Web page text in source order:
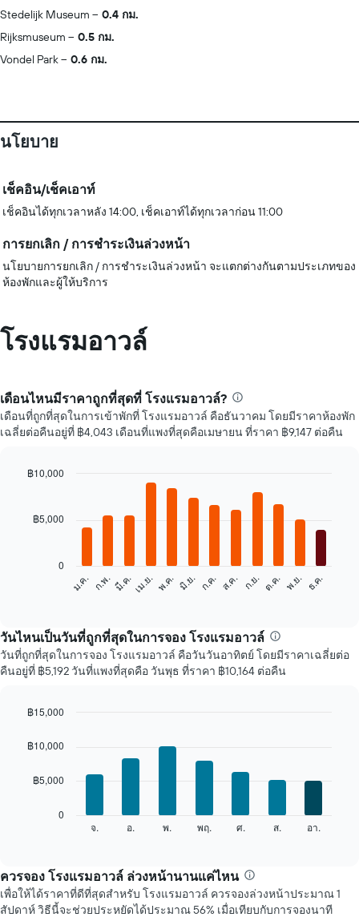
Stedelijk Museum
0.4 กม.
Rijksmuseum
0.5 กม.
Vondel Park
0.6 กม.
นโยบาย
เช็คอิน/เช็คเอาท์
เช็คอินได้ทุกเวลาหลัง 14:00, เช็คเอาท์ได้ทุกเวลาก่อน 11:00
การยกเลิก / การชำระเงินล่วงหน้า
นโยบายการยกเลิก / การชำระเงินล่วงหน้า จะแตกต่างกันตามประเภทของ
ห้องพักและผู้ให้บริการ
โรงแรมอาวล์
เดือนไหนมีราคาถูกที่สุดที่ โรงแรมอาวล์?
เดือนที่ถูกที่สุดในการเข้าพักที่ โรงแรมอาวล์ คือธันวาคม โดยมีราคาห้องพัก
เฉลี่ยต่อคืนอยู่ที่ ฿4,043 เดือนที่แพงที่สุดคือเมษายน ที่ราคา ฿9,147 ต่อคืน
with
แผนภูมิ
แสดง
ราคา
เฉลี่ย
ของ
พัก
แต่ละ
เดือน
เดือน
แผนภูมิ
มี
ม.ค. ก.พ.มี.ค.เม.ย. พ.ค. มิ.ย. ก.ค. ส.ค. ก.ย. ต.ค. พ.ย. ธ.ค.
0
฿5,000
฿10,000
วันไหนเป็นวันที่ถูกที่สุดในการจอง โรงแรมอาวล์
วันที่ถูกที่สุดในการจอง โรงแรมอาวล์ คือวันวันอาทิตย์ โดยมีราคาเฉลี่ยต่อ
คืนอยู่ที่ ฿5,192 วันที่แพงที่สุดคือ วันพุธ ที่ราคา ฿10,164 ต่อคืน
chart
with
bars.
แผนภูมิ
แสดง
ราคา
เฉลี่ย
graphic.
จ. อ. พ. พฤ. ศ. ส. อา.
0
฿5,000
฿10,000
฿15,000
ควรจอง โรงแรมอาวล์ ล่วงหน้านานแค่ไหน
เพื่อให้ได้ราคาที่ดีที่สุดสำหรับ โรงแรมอาวล์ ควรจองล่วงหน้าประมาณ 1
สัปดาห์ วิธีนี้จะช่วยประหยัดได้ประมาณ 56% เมื่อเทียบกับการจองนาที